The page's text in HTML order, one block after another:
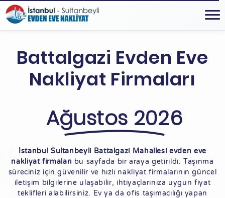
Battalgazi Evden Eve
Nakliyat Firmaları
Ağustos 2026
İstanbul Sultanbeyli Battalgazi Mahallesi evden eve
nakliyat firmaları bu sayfada bir araya getirildi. Taşınma
süreciniz için güvenilir ve hızlı nakliyat firmalarının güncel
iletişim bilgilerine ulaşabilir, ihtiyaçlarınıza uygun fiyat
teklifleri alabilirsiniz. Ev ya da ofis taşımacılığı yapan